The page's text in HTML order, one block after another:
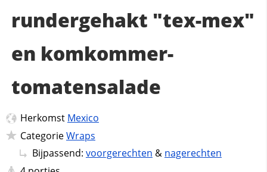
rundergehakt "tex-mex"
en komkommer-
tomatensalade
Herkomst Mexico
CategorieWraps
Bijpassend: voorgerechten & nagerechten